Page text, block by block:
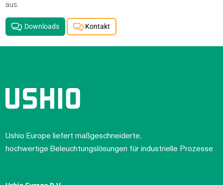
aus.
Downloads Kontakt
Ushio Europe liefert maßgeschneiderte,
hochwertige Beleuchtungslösungen für industrielle Prozesse